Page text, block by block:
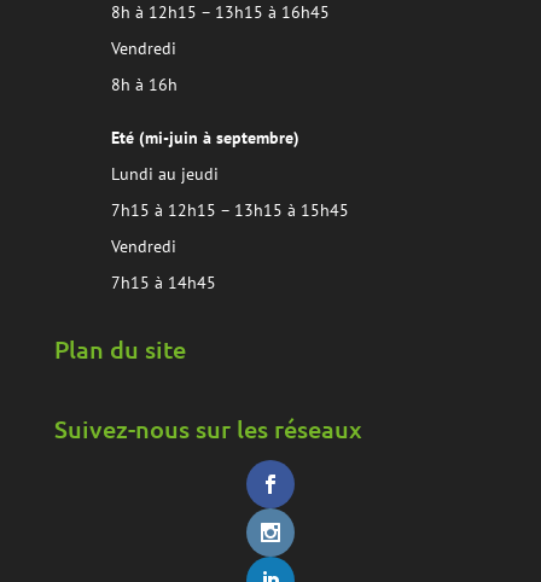
8h à 12h15 – 13h15 à 16h45
Vendredi
8h à 16h
Eté (mi-juin à septembre)
Lundi au jeudi
7h15 à 12h15 – 13h15 à 15h45
Vendredi
7h15 à 14h45
Plan du site
Suivez-nous sur les réseaux